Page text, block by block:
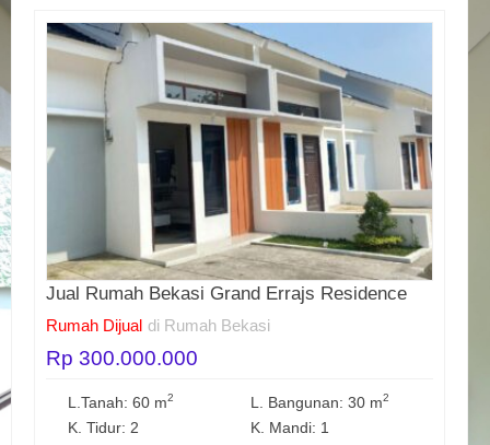
Jual Rumah Bekasi Grand Errajs Residence
Rumah Dijual di Rumah Bekasi
Rp 300.000.000
L.Tanah: 60 m2 L. Bangunan: 30 m2
K. Tidur: 2 K. Mandi: 1